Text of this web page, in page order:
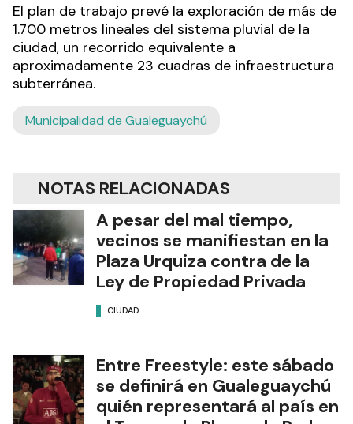
El plan de trabajo prevé la exploración de más de
1.700 metros lineales del sistema pluvial de la
ciudad, un recorrido equivalente a
aproximadamente 23 cuadras de infraestructura
subterránea.
Municipalidad de Gualeguaychú
NOTAS RELACIONADAS
A pesar del mal tiempo,
vecinos se manifiestan en la
Plaza Urquiza contra de la
Ley de Propiedad Privada
CIUDAD
Entre Freestyle: este sábado
se definirá en Gualeguaychú
quién representará al país en